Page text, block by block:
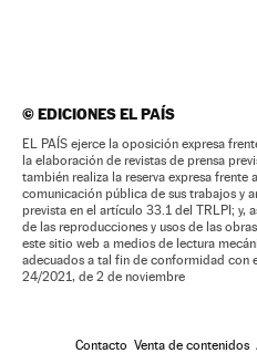
©EDICIONES EL PAÍS
EL PAÍS ejerce la oposición expresa
la elaboración de revistas de prensa
también realiza la reserva expresa
comunicación pública de sus trabajos y
prevista en el artículo 33.1 del TRLPI; y,
de las reproducciones y usos de las
este sitio web a medios de lectura
adecuados a tal fin de conformidad con
24/2021, de 2 de noviembre
Contacto Venta de contenidos